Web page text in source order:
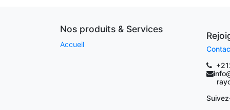
Nos produits & Services
Accueil